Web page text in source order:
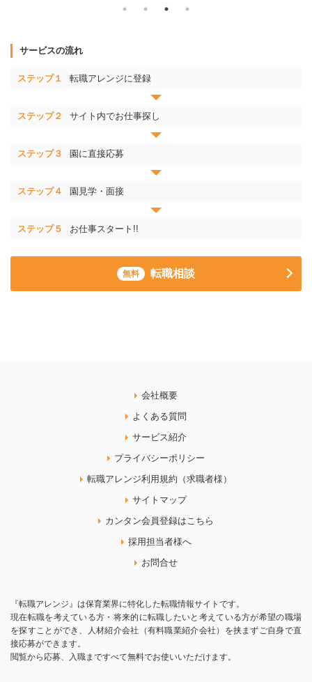
サービスの流れ
ステップ１ 転職アレンジに登録
ステップ２ サイト内でお仕事探し
ステップ３ 園に直接応募
ステップ４ 園見学・面接
ステップ５ お仕事スタート!!
無料 転職相談
会社概要
よくある質問
サービス紹介
プライバシーポリシー
転職アレンジ利用規約（求職者様）
サイトマップ
カンタン会員登録はこちら
採用担当者様へ
お問合せ
『転職アレンジ』は保育業界に特化した転職情報サイトです。
現在転職を考えている方・将来的に転職したいと考えている方が希望の職場
を探すことができ、人材紹介会社（有料職業紹介会社）を挟まずご自身で直
接応募ができます。
閲覧から応募、入職まですべて無料でお使いいただけます。